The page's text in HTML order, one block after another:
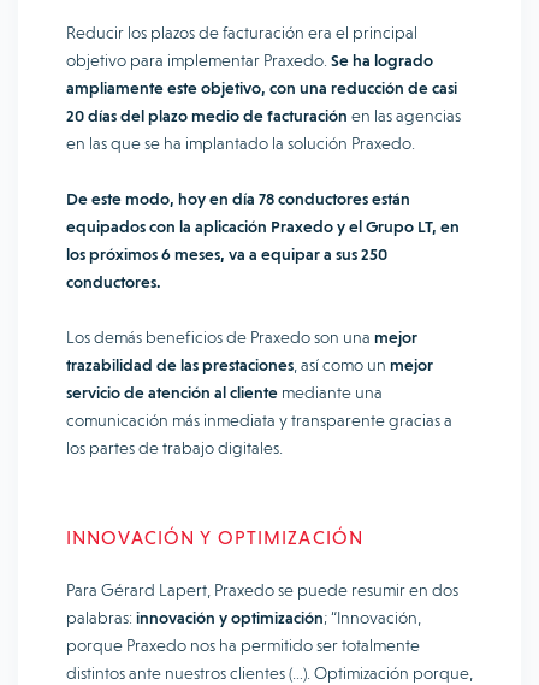
Reducir los plazos de facturación era el principal
objetivo para implementar Praxedo. Se ha logrado
ampliamente este objetivo, con una reducción de casi
20 días del plazo medio de facturación en las agencias
en las que se ha implantado la solución Praxedo.
De este modo, hoy en día 78 conductores están
equipados con la aplicación Praxedo y el Grupo LT, en
los próximos 6 meses, va a equipar a sus 250
conductores.
Los demás beneficios de Praxedo son una mejor
trazabilidad de las prestaciones, así como un mejor
servicio de atención al cliente mediante una
comunicación más inmediata y transparente gracias a
los partes de trabajo digitales.
INNOVACIÓN Y OPTIMIZACIÓN
Para Gérard Lapert, Praxedo se puede resumir en dos
palabras: innovación y optimización; “Innovación,
porque Praxedo nos ha permitido ser totalmente
distintos ante nuestros clientes (…). Optimización porque,